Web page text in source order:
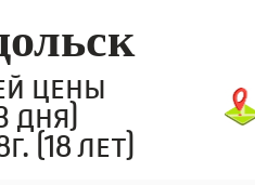
цены
дня)
(18 лет)